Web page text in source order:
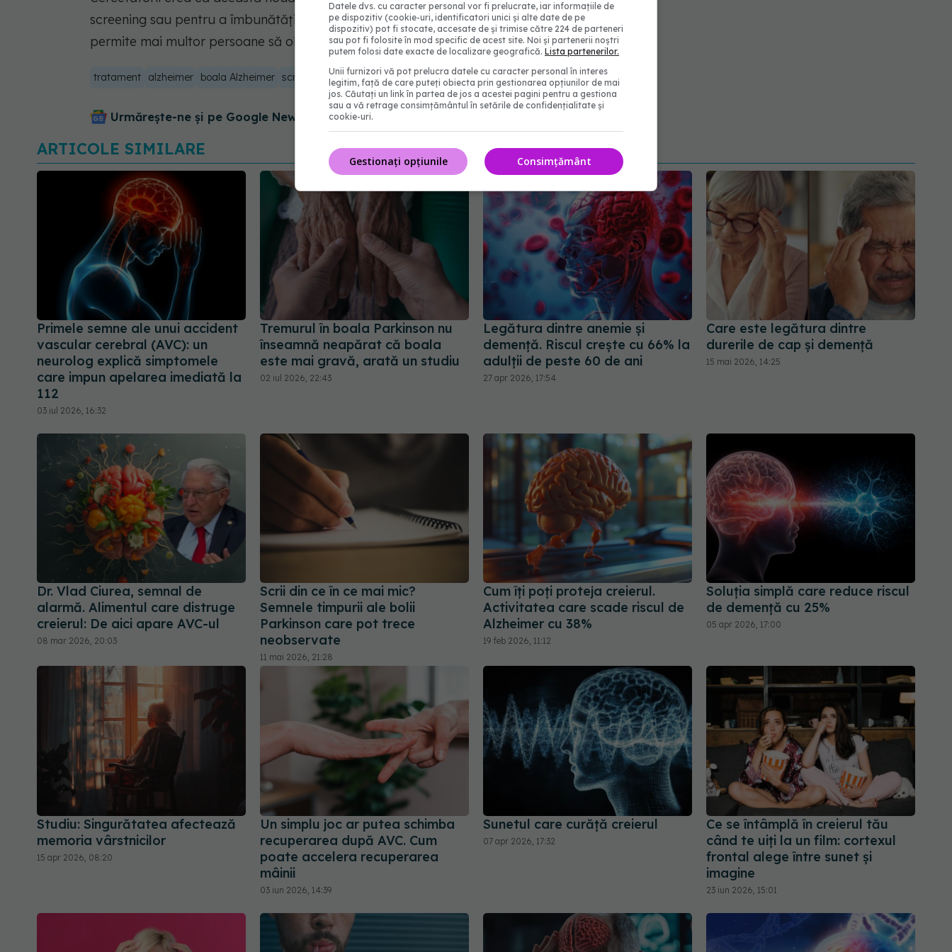
screening sau pentru a îmbunătăți diagnosticul în asistența medicală primară, care va
permite mai multor persoane să obțină tratamentul disponibil.
tratament alzheimer boala Alzheimer screening test sange
Urmărește-ne și pe Google News - abonează‑te!
ARTICOLE SIMILARE
Primele semne ale unui accident
vascular cerebral (AVC): un
neurolog explică simptomele
care impun apelarea imediată la
112
03 iul 2026, 16:32
Tremurul în boala Parkinson nu
înseamnă neapărat că boala
este mai gravă, arată un studiu
02 iul 2026, 22:43
Legătura dintre anemie și
demență. Riscul crește cu 66% la
adulții de peste 60 de ani
27 apr 2026, 17:54
Care este legătura dintre
durerile de cap și demență
15 mai 2026, 14:25
Dr. Vlad Ciurea, semnal de
alarmă. Alimentul care distruge
creierul: De aici apare AVC-ul
08 mar 2026, 20:03
Scrii din ce în ce mai mic?
Semnele timpurii ale bolii
Parkinson care pot trece
neobservate
11 mai 2026, 21:28
Cum îți poți proteja creierul.
Activitatea care scade riscul de
Alzheimer cu 38%
19 feb 2026, 11:12
Soluția simplă care reduce riscul
de demență cu 25%
05 apr 2026, 17:00
Studiu: Singurătatea afectează
memoria vârstnicilor
15 apr 2026, 08:20
Un simplu joc ar putea schimba
recuperarea după AVC. Cum
poate accelera recuperarea
mâinii
03 iun 2026, 14:39
Sunetul care curăță creierul
07 apr 2026, 17:32
Ce se întâmplă în creierul tău
când te uiți la un film: cortexul
frontal alege între sunet și
imagine
23 iun 2026, 15:01
Datele dvs. cu caracter personal vor fi prelucrate, iar informațiile de
pe dispozitiv (cookie-uri, identificatori unici și alte date de pe
dispozitiv) pot fi stocate, accesate de și trimise către 224 de parteneri
sau pot fi folosite în mod specific de acest site. Noi și partenerii noștri
putem folosi date exacte de localizare geografică. Lista partenerilor.
Unii furnizori vă pot prelucra datele cu caracter personal în interes
legitim, față de care puteți obiecta prin gestionarea opțiunilor de mai
jos. Căutați un link în partea de jos a acestei pagini pentru a gestiona
sau a vă retrage consimțământul în setările de confidențialitate și
cookie-uri.
Consimțământ
Gestionați opțiunile